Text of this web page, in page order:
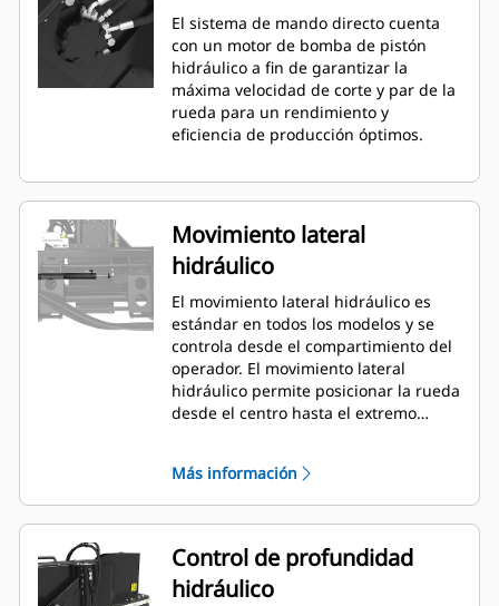
El sistema de mando directo cuenta
con un motor de bomba de pistón
hidráulico a fin de garantizar la
máxima velocidad de corte y par de la
rueda para un rendimiento y
eficiencia de producción óptimos.
Movimiento lateral
hidráulico
El movimiento lateral hidráulico es
estándar en todos los modelos y se
controla desde el compartimiento del
operador. El movimiento lateral
hidráulico permite posicionar la rueda
desde el centro hasta el extremo
otras obstrucciones, y minimiza la
necesidad de reposicionar la
máquina.
Más información
Control de profundidad
hidráulico